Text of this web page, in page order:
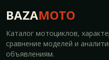
BAZAMOTO
Каталог мотоциклов,
сравнение моделей и
объявлениям.